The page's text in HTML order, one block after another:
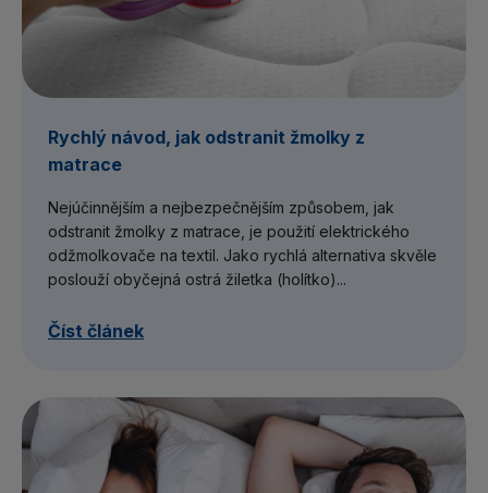
Rychlý návod, jak odstranit žmolky z
matrace
Nejúčinnějším a nejbezpečnějším způsobem, jak
odstranit žmolky z matrace, je použití elektrického
odžmolkovače na textil. Jako rychlá alternativa skvěle
poslouží obyčejná ostrá žiletka (holítko)...
Číst článek